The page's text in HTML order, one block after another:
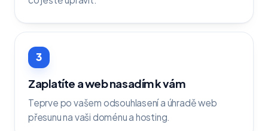
3
Zaplatíte a web nasadím k vám
Teprve po vašem odsouhlasení a úhradě web
přesunu na vaši doménu a hosting.